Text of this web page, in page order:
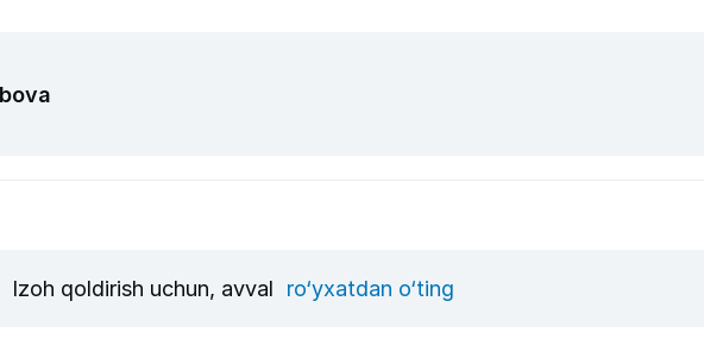
Izoh qoldirish uchun, avval ro‘yxatdan o‘ting